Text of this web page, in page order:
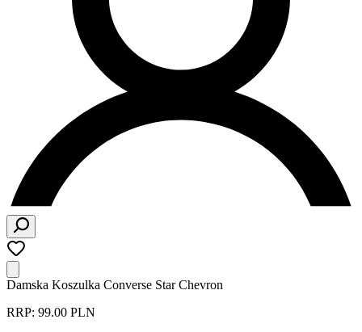
Damska Koszulka Converse Star Chevron
RRP: 99.00 PLN